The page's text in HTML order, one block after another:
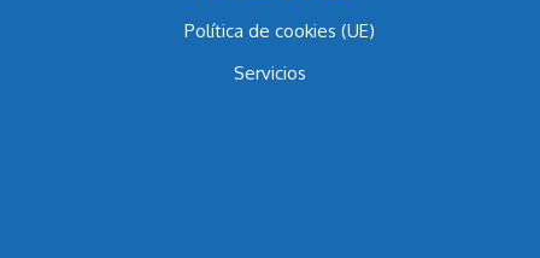
AVISOS LEGALES
Política de cookies (UE)